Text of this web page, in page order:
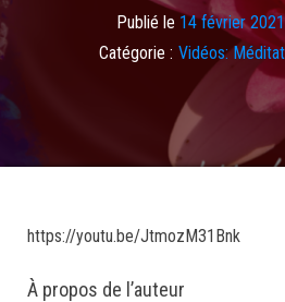
Publié le 14 février 2021
Catégorie : Vidéos:
https://youtu.be/JtmozM31Bnk
À propos de l’auteur